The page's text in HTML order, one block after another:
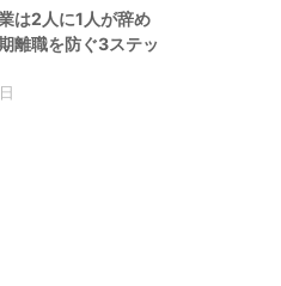
は2人に1人が辞め
離職を防ぐ3ステッ